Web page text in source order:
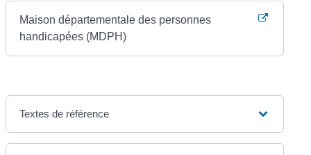
Maison départementale des personnes
handicapées (MDPH)
Textes de référence